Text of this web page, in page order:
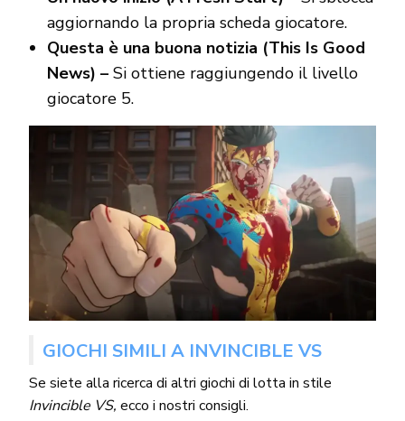
aggiornando la propria scheda giocatore.
Questa è una buona notizia (This Is Good
News) –Si ottiene raggiungendo il livello
giocatore 5.
GIOCHI SIMILI A INVINCIBLE VS
Se siete alla ricerca di altri giochi di lotta in stile
Invincible VS, ecco i nostri consigli.